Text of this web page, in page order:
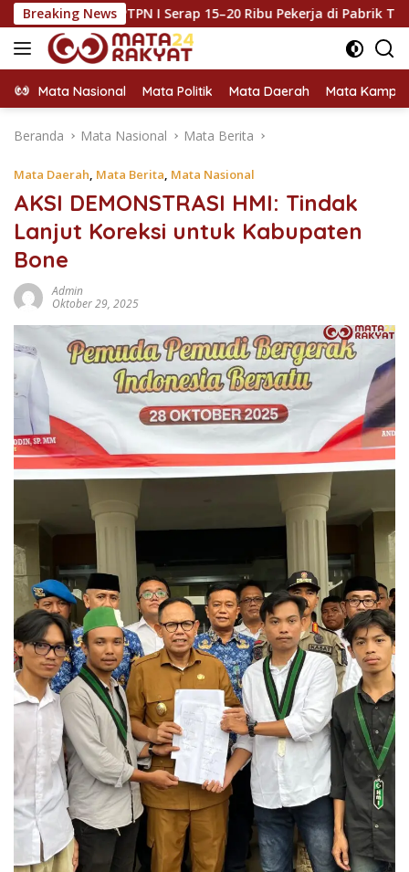
Langsung
ke
konten
Breaking News
I Serap 15–20 Ribu Pekerja di Pabrik Tembakau
Mata Nasional Mata Politik Mata Daerah Mata
Beranda Mata Nasional Mata Berita
Mata Daerah, Mata Berita, Mata Nasional
AKSI DEMONSTRASI HMI: Tindak
Lanjut Koreksi untuk Kabupaten
Bone
Admin
Oktober 29, 2025